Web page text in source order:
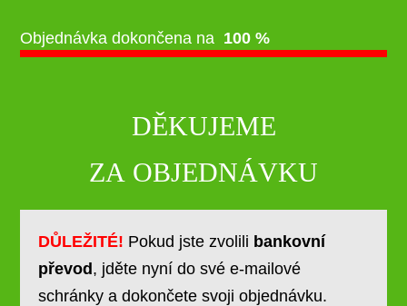
Objednávka dokončena na 100 %
DĚKUJEME
ZA OBJEDNÁVKU
DŮLEŽITÉ! Pokud jste zvolili bankovní
převod, jděte nyní do své e-mailové
schránky a dokončete svoji objednávku.